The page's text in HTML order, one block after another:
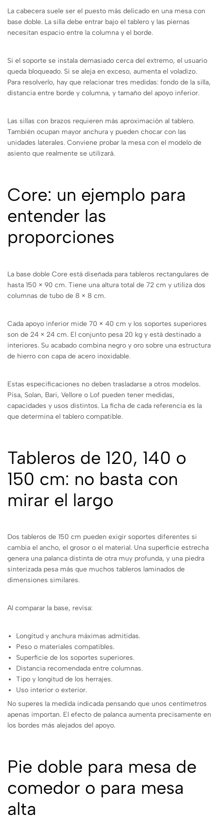
La cabecera suele ser el puesto más delicado en una mesa con
base doble. La silla debe entrar bajo el tablero y las piernas
necesitan espacio entre la columna y el borde.
Si el soporte se instala demasiado cerca del extremo, el usuario
queda bloqueado. Si se aleja en exceso, aumenta el voladizo.
Para resolverlo, hay que relacionar tres medidas: fondo de la silla,
distancia entre borde y columna, y tamaño del apoyo inferior.
Las sillas con brazos requieren más aproximación al tablero.
También ocupan mayor anchura y pueden chocar con las
unidades laterales. Conviene probar la mesa con el modelo de
asiento que realmente se utilizará.
Core: un ejemplo para
entender las
proporciones
La base doble Core está diseñada para tableros rectangulares de
hasta 150 × 90 cm. Tiene una altura total de 72 cm y utiliza dos
columnas de tubo de 8 × 8 cm.
Cada apoyo inferior mide 70 × 40 cm y los soportes superiores
son de 24 × 24 cm. El conjunto pesa 20 kg y está destinado a
interiores. Su acabado combina negro y oro sobre una estructura
de hierro con capa de acero inoxidable.
Estas especificaciones no deben trasladarse a otros modelos.
Pisa, Solan, Bari, Vellore o Lof pueden tener medidas,
capacidades y usos distintos. La ficha de cada referencia es la
que determina el tablero compatible.
Tableros de 120, 140 o
150 cm: no basta con
mirar el largo
Dos tableros de 150 cm pueden exigir soportes diferentes si
cambia el ancho, el grosor o el material. Una superficie estrecha
genera una palanca distinta de otra muy profunda, y una piedra
sinterizada pesa más que muchos tableros laminados de
dimensiones similares.
Al comparar la base, revisa:
Longitud y anchura máximas admitidas.
Peso o materiales compatibles.
Superficie de los soportes superiores.
Distancia recomendada entre columnas.
Tipo y longitud de los herrajes.
Uso interior o exterior.
No superes la medida indicada pensando que unos centímetros
apenas importan. El efecto de palanca aumenta precisamente en
los bordes más alejados del apoyo.
Pie doble para mesa de
comedor o para mesa
alta